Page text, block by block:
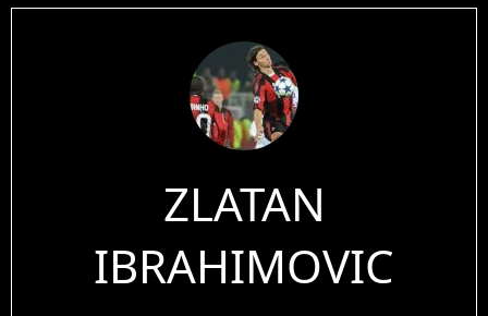
ZLATAN
IBRAHIMOVIC